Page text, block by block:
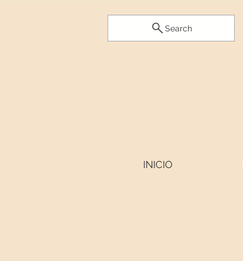
Search
INICIO